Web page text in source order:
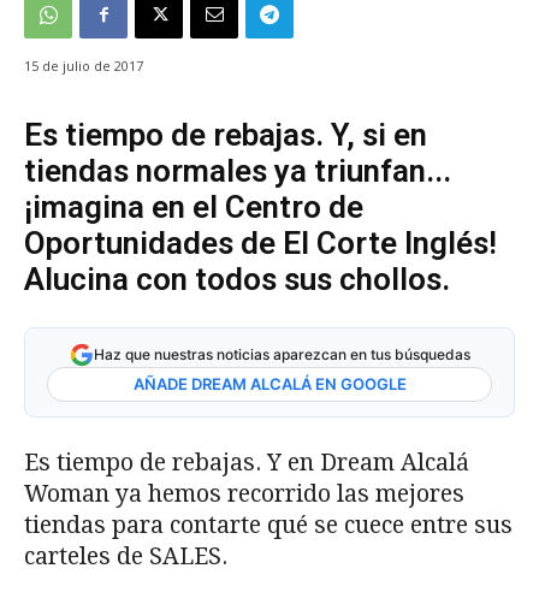
15 de julio de 2017
Es tiempo de rebajas. Y, si en
tiendas normales ya triunfan...
¡imagina en el Centro de
Oportunidades de El Corte Inglés!
Alucina con todos sus chollos.
Haz que nuestras noticias aparezcan en tus búsquedas
AÑADE DREAM ALCALÁ EN GOOGLE
Es tiempo de rebajas. Y en Dream Alcalá
Woman ya hemos recorrido las mejores
tiendas para contarte qué se cuece entre sus
carteles de SALES.